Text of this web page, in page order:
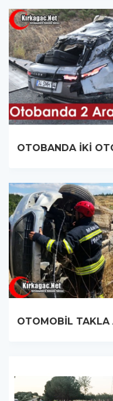
OTOBANDA İKİ
OTOMOBİL TAKLA